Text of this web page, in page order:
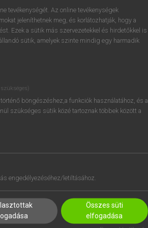
próbaverziójának elindításához
regisztrálok ésbelépek.
REGISZTRÁCIÓ
tevékenységét. Az online tevékenységek
jeleníthetnek meg, és korlátozhatják, hogy a
Ezek a sütik más szervezetekkel és hirdetőkkel is
sütik, amelyek szinte mindig egy harmadik
böngészéshez,a funkciók használatához, és a
szükséges sütik közé tartoznak többek között a
engedélyezéséhez/letiltásához.
Összes süti
elfogadása